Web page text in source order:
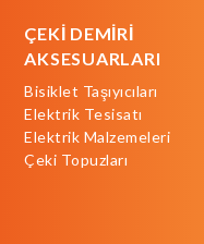
ÇEKİ DEMİRİ
AKSESUARLARI
Bisiklet Taşıyıcıları
Elektrik Tesisatı
Elektrik Malzemeleri
Çeki Topuzları